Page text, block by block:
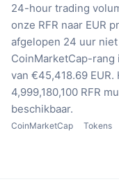
24-hour trading
onze RFR naar EUR
afgelopen 24 uur
CoinMarketCap-rang
van €45,418.69 EUR.
4,999,180,100 RFR
beschikbaar.
CoinMarketCap Tokens